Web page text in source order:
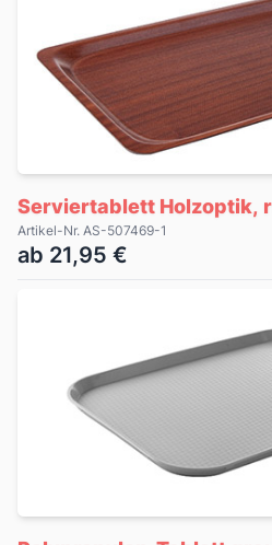
Serviertablett Holzoptik,
Artikel-Nr. AS-507469-1
ab 21,95 €